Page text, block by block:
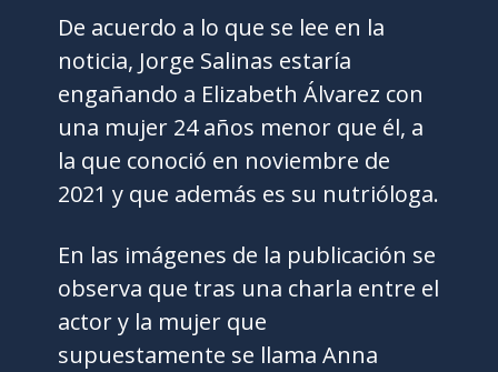
De acuerdo a lo que se lee en la
noticia, Jorge Salinas estaría
engañando a Elizabeth Álvarez con
una mujer 24 años menor que él, a
la que conoció en noviembre de
2021 y que además es su nutrióloga.
En las imágenes de la publicación se
observa que tras una charla entre el
actor y la mujer que
supuestamente se llama Anna